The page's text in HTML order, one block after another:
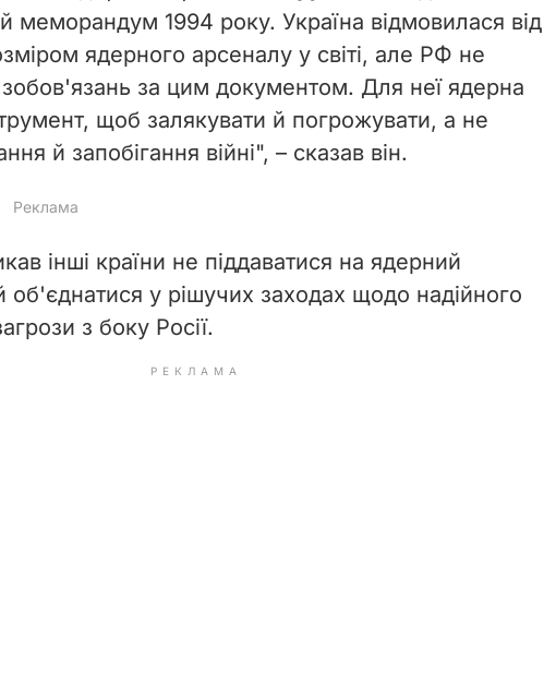
меморандум 1994 року. Україна відмовилася від
ядерного арсеналу у світі, але РФ не
зобов'язань за цим документом. Для неї ядерна
щоб залякувати й погрожувати, а не
й запобігання війні", – сказав він.
інші країни не піддаватися на ядерний
об'єднатися у рішучих заходах щодо надійного
з боку Росії.
РЕКЛАМА